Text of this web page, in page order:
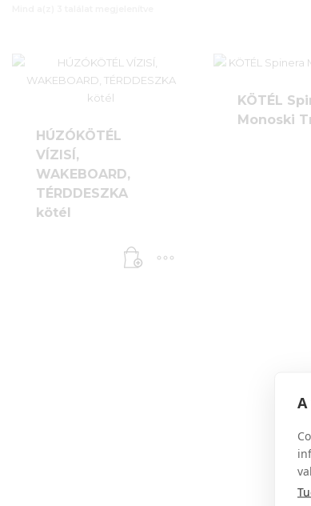
HÚZÓKÖTÉL
VÍZISÍ,
WAKEBOARD,
TÉRDDESZKA
kötél
KÖTÉL
Monoski